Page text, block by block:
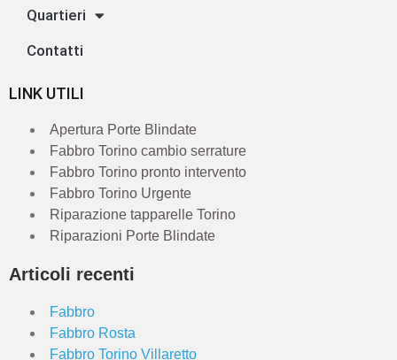
Quartieri
Contatti
LINK UTILI
Apertura Porte Blindate
Fabbro Torino cambio serrature
Fabbro Torino pronto intervento
Fabbro Torino Urgente
Riparazione tapparelle Torino
Riparazioni Porte Blindate
Articoli recenti
Fabbro
Fabbro Rosta
Fabbro Torino Villaretto